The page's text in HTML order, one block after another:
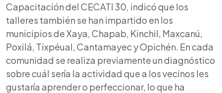
Capacitación del CECATI 30, indicó que los
talleres también se han impartido en los
municipios de Xaya, Chapab, Kinchil, Maxcanú,
Poxilá, Tixpéual, Cantamayec y Opichén. En cada
comunidad se realiza previamente un diagnóstico
sobre cuál sería la actividad que a los vecinos les
gustaría aprender o perfeccionar, lo que ha